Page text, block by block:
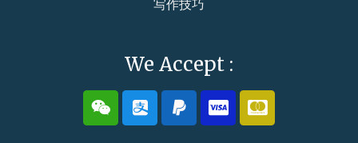
写作技巧
We Accept :